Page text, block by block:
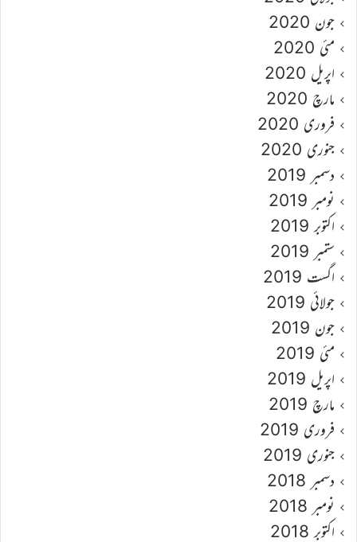
جون 2020
مئی 2020
اپریل 2020
مارچ 2020
فروری 2020
جنوری 2020
دسمبر 2019
نومبر 2019
اکتوبر 2019
ستمبر 2019
اگست 2019
جولائی 2019
جون 2019
مئی 2019
اپریل 2019
مارچ 2019
فروری 2019
جنوری 2019
دسمبر 2018
نومبر 2018
اکتوبر 2018